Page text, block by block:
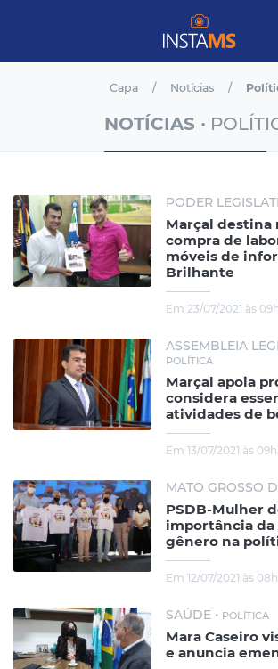
NOTÍCIAS •
Capa Notícias
PODER
Marçal destina
compra de
móveis de
Brilhante
Em 23/07/2021 às
ASSEMBLEIA
POLÍTICA
Marçal apoia
considera
atividades de
Em 13/07/2021 às
MATO GROSSO
PSDB-Mulher
importância
gênero na
Em 12/07/2021 às
SAÚDE • POLÍTICA
Mara Caseiro
e anuncia